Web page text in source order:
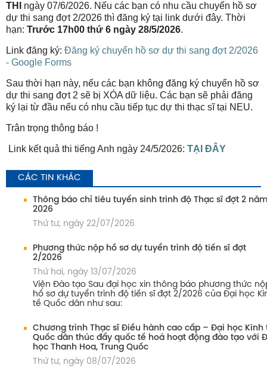
THI
ngày 07/6/2026. Nếu các bạn có nhu cầu chuyển hồ sơ
dự thi sang đợt 2/2026 thì đăng ký tại link dưới đây. Thời
hạn: Trước 17h00 thứ 6 ngày 28/5/2026.
Link đăng ký: Đăng ký chuyển hồ sơ dự thi sang đợt 2/2026
- Google Forms
Sau thời hạn này, nếu các bạn không đăng ký chuyển hồ sơ
dự thi sang đợt 2 sẽ bị XÓA dữ liệu. Các bạn sẽ phải đăng
ký lại từ đầu nếu có nhu cầu tiếp tục dự thi thạc sĩ tại NEU.
Trân trọng thông báo !
Link kết quả thi tiếng Anh ngày 24/5/2026: TẠI ĐÂY
CÁC TIN KHÁC
Thông báo chỉ tiêu tuyển sinh trình độ Thạc sĩ đợt 2
2026
Thứ tư, ngày 22/07/2026
Phương thức nộp hồ sơ dự tuyển trình độ tiến sĩ đợt
2/2026
Thứ hai, ngày 13/07/2026
Viện Đào tạo Sau đại học xin thông báo phương thức
hồ sơ dự tuyển trình độ tiến sĩ đợt 2/2026 của Đại học
tế Quốc dân như sau:
Chương trình Thạc sĩ Điều hành cao cấp – Đại học Kinh
Quốc dân thúc đẩy quốc tế hoá hoạt động đào tạo với
học Thanh Hoa, Trung Quốc
Thứ tư, ngày 08/07/2026